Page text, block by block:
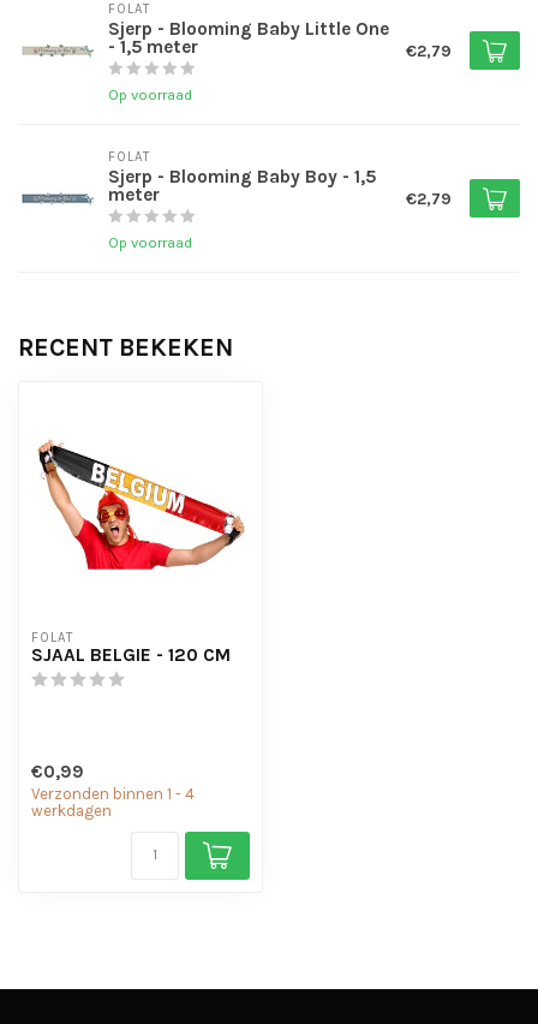
FOLAT
Sjerp - Blooming Baby Little One
- 1,5 meter
Op voorraad
€2,79
FOLAT
Sjerp - Blooming Baby Boy - 1,5
meter
Op voorraad
€2,79
RECENT BEKEKEN
FOLAT
SJAAL BELGIE - 120 CM
€0,99
Verzonden binnen 1 - 4
werkdagen